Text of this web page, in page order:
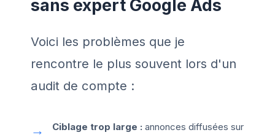
sans expert Google Ads
Voici les problèmes que je
rencontre le plus souvent lors d'un
audit de compte :
Ciblage trop large : annonces diffusées sur